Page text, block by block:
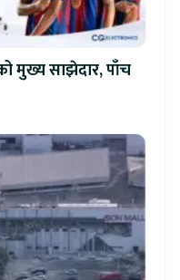
मुख्य साझेदार, पाँच